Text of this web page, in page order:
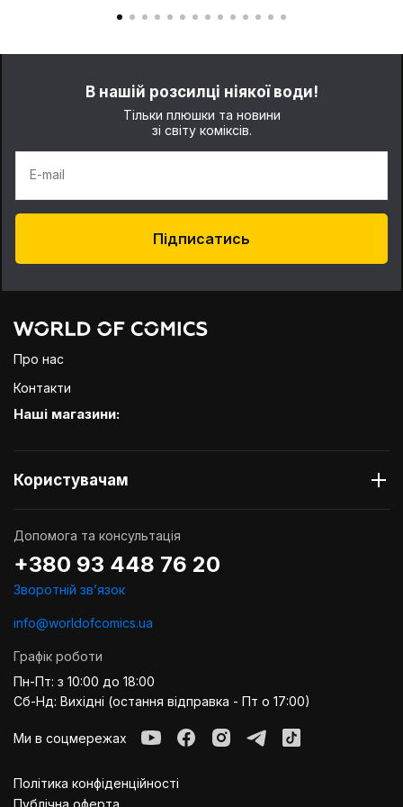
В нашій розсилці ніякої води!
Тільки плюшки та новини
зі світу коміксів.
E-mail
Підписатись
Про нас
Контакти
Наші магазини:
Користувачам
Допомога та консультація
+380 93 448 76 20
Зворотній звʼязок
info@worldofcomics.ua
Графік роботи
Пн-Пт: з 10:00 до 18:00
Сб-Нд: Вихідні (остання відправка - Пт о 17:00)
Ми в соцмережах
Політика конфіденційності
Публiчна оферта